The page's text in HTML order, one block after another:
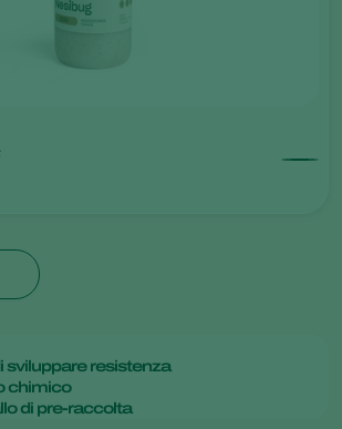
sviluppare resistenza
chimico
di pre-raccolta